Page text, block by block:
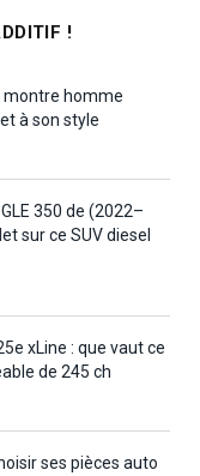
!
montre homme
à son style
350 de (2022–
sur ce SUV diesel
xLine : que vaut ce
de 245 ch
ses pièces auto